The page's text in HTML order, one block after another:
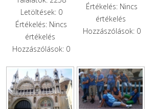
Letöltések: 0
Értékelés: Nincs
értékelés
Hozzászólások: 0
Értékelés: Nincs
értékelés
Hozzászólások: 0